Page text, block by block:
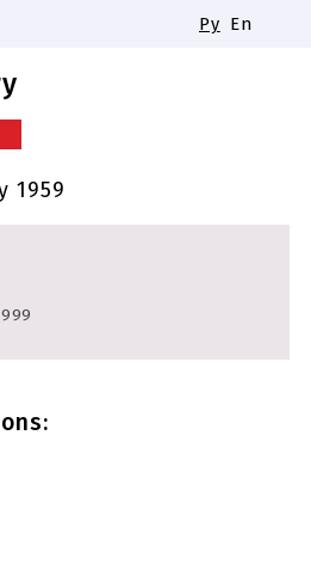
Novgorod
metro stations
Ру En
1959